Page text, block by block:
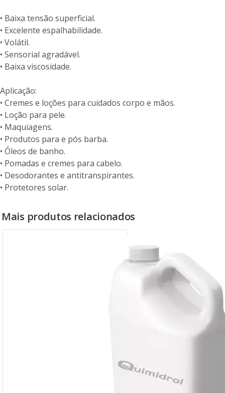
• Baixa tensão superficial.
• Excelente espalhabilidade.
• Volátil.
• Sensorial agradável.
• Baixa viscosidade.
Aplicação:
• Cremes e loções para cuidados corpo e mãos.
• Loção para pele.
• Maquiagens.
• Produtos para e pós barba.
• Óleos de banho.
• Pomadas e cremes para cabelo.
• Desodorantes e antitranspirantes.
• Protetores solar.
Mais produtos relacionados